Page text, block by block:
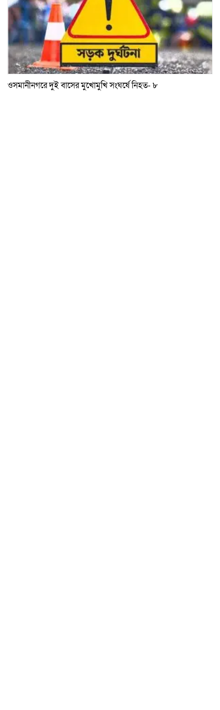
ওসমানীনগরে দুই বাসের মুখোমুখি সংঘর্ষে নিহত- ৮